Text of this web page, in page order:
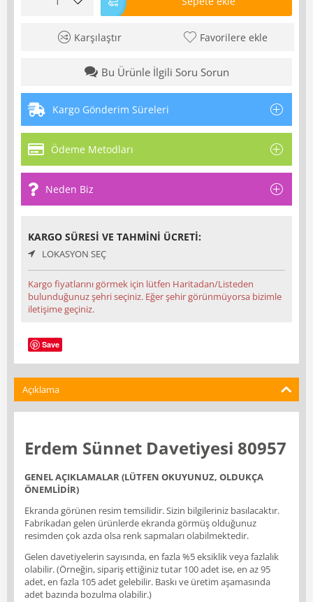
Karşılaştır Favorilere ekle
Bu Ürünle İlgili Soru Sorun
Kargo Gönderim Süreleri
Ödeme Metodları
Neden Biz
KARGO SÜRESI VE TAHMINI ÜCRETI:
LOKASYON SEÇ
Kargo fiyatlarını görmek için lütfen Haritadan/Listeden
bulunduğunuz şehri seçiniz. Eğer şehir görünmüyorsa bizimle
iletişime geçiniz.
Save
Açıklama
Erdem Sünnet Davetiyesi 80957
GENEL AÇIKLAMALAR (LÜTFEN OKUYUNUZ, OLDUKÇA
ÖNEMLİDİR)
Ekranda görünen resim temsilidir. Sizin bilgileriniz basılacaktır.
Fabrikadan gelen ürünlerde ekranda görmüş olduğunuz
resimden çok azda olsa renk sapmaları olabilmektedir.
Gelen davetiyelerin sayısında, en fazla %5 eksiklik veya fazlalık
olabilir. (Örneğin, sipariş ettiğiniz tutar 100 adet ise, en az 95
adet, en fazla 105 adet gelebilir. Baskı ve üretim aşamasında
adet bazında bozulma olabilir.)